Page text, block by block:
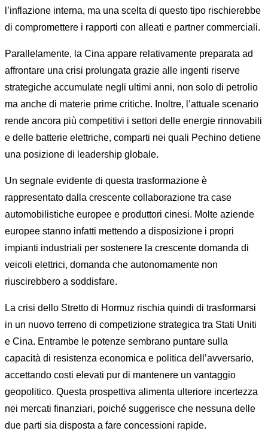
l’inflazione interna, ma una scelta di questo tipo rischierebbe
di compromettere i rapporti con alleati e partner commerciali.
Parallelamente, la Cina appare relativamente preparata ad
affrontare una crisi prolungata grazie alle ingenti riserve
strategiche accumulate negli ultimi anni, non solo di petrolio
ma anche di materie prime critiche. Inoltre, l’attuale scenario
rende ancora più competitivi i settori delle energie rinnovabili
e delle batterie elettriche, comparti nei quali Pechino detiene
una posizione di leadership globale.
Un segnale evidente di questa trasformazione è
rappresentato dalla crescente collaborazione tra case
automobilistiche europee e produttori cinesi. Molte aziende
europee stanno infatti mettendo a disposizione i propri
impianti industriali per sostenere la crescente domanda di
veicoli elettrici, domanda che autonomamente non
riuscirebbero a soddisfare.
La crisi dello Stretto di Hormuz rischia quindi di trasformarsi
in un nuovo terreno di competizione strategica tra Stati Uniti
e Cina. Entrambe le potenze sembrano puntare sulla
capacità di resistenza economica e politica dell’avversario,
accettando costi elevati pur di mantenere un vantaggio
geopolitico. Questa prospettiva alimenta ulteriore incertezza
nei mercati finanziari, poiché suggerisce che nessuna delle
due parti sia disposta a fare concessioni rapide.